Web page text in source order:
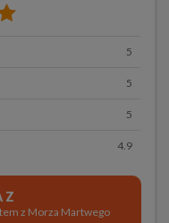
5
5
5
4.9
z Morza Martwego